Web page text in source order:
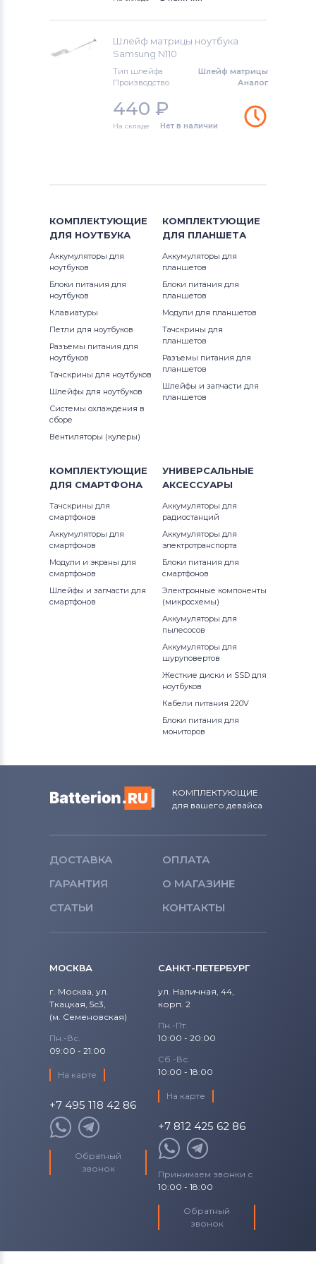
Шлейфы для ноутбуковToshiba
Шлейфы для ноутбуков
Шлейфы для ноутбуков
Универсальный
Шлейфы для ноутбуков Asus
Шлейф матрицы ноутбука
Samsung N110
Тип шлейфа
Шлейф матрицы
Производство
Аналог
440 ₽
На складе Нет в наличии
КОМПЛЕКТУЮЩИЕ
ДЛЯ НОУТБУКА
Аккумуляторы для
ноутбуков
Блоки питания для
ноутбуков
Клавиатуры
Петли для ноутбуков
Разъемы питания для
ноутбуков
Тачскрины для ноутбуков
Шлейфы для ноутбуков
Системы охлаждения в
сборе
Вентиляторы (кулеры)
КОМПЛЕКТУЮЩИЕ
ДЛЯ ПЛАНШЕТА
Аккумуляторы для
планшетов
Блоки питания для
планшетов
Модули для планшетов
Тачскрины для
планшетов
Разъемы питания для
планшетов
Шлейфы и запчасти для
планшетов
КОМПЛЕКТУЮЩИЕ
ДЛЯ СМАРТФОНА
Тачскрины для
смартфонов
Аккумуляторы для
смартфонов
Модули и экраны для
смартфонов
Шлейфы и запчасти для
смартфонов
УНИВЕРСАЛЬНЫЕ
АКСЕССУАРЫ
Аккумуляторы для
радиостанций
Аккумуляторы для
электротранспорта
Блоки питания для
смартфонов
Электронные компоненты
(микросхемы)
Аккумуляторы для
пылесосов
Аккумуляторы для
шуруповертов
Жесткие диски и SSD для
ноутбуков
Кабели питания 220V
Блоки питания для
мониторов
КОМПЛЕКТУЮЩИЕ
для вашего девайса
ДОСТАВКА
ОПЛАТА
ГАРАНТИЯ
О МАГАЗИНЕ
СТАТЬИ
КОНТАКТЫ
МОСКВА
г. Москва, ул.
Ткацкая, 5с3,
(м. Семеновская)
Пн.-Вс.
09:00 - 21:00
На карте
+7 495 118 42 86
Обратный
звонок
САНКТ-ПЕТЕРБУРГ
ул. Наличная, 44,
корп. 2
Пн.-Пт.
10:00 - 20:00
Сб.-Вс.
10:00 - 18:00
На карте
+7 812 425 62 86
Принимаем звонки с
10:00 - 18:00
Обратный
звонок